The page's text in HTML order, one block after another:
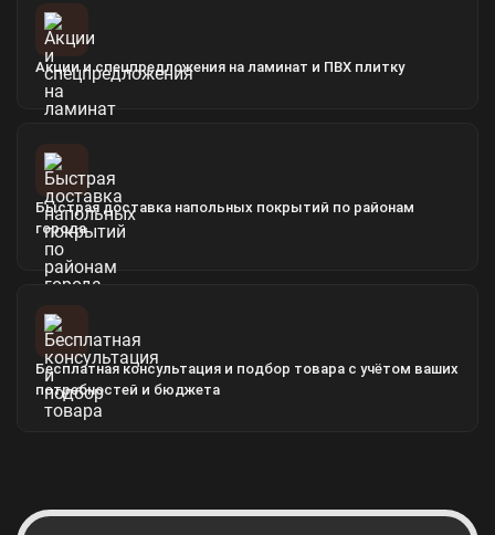
Акции и спецпредложения на ламинат и ПВХ плитку
Быстрая доставка напольных покрытий по районам
города
Бесплатная консультация и подбор товара с учётом ваших
потребностей и бюджета